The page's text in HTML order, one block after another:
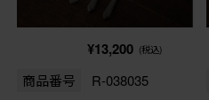
¥13,200 (税込)
商品番号 R-038035